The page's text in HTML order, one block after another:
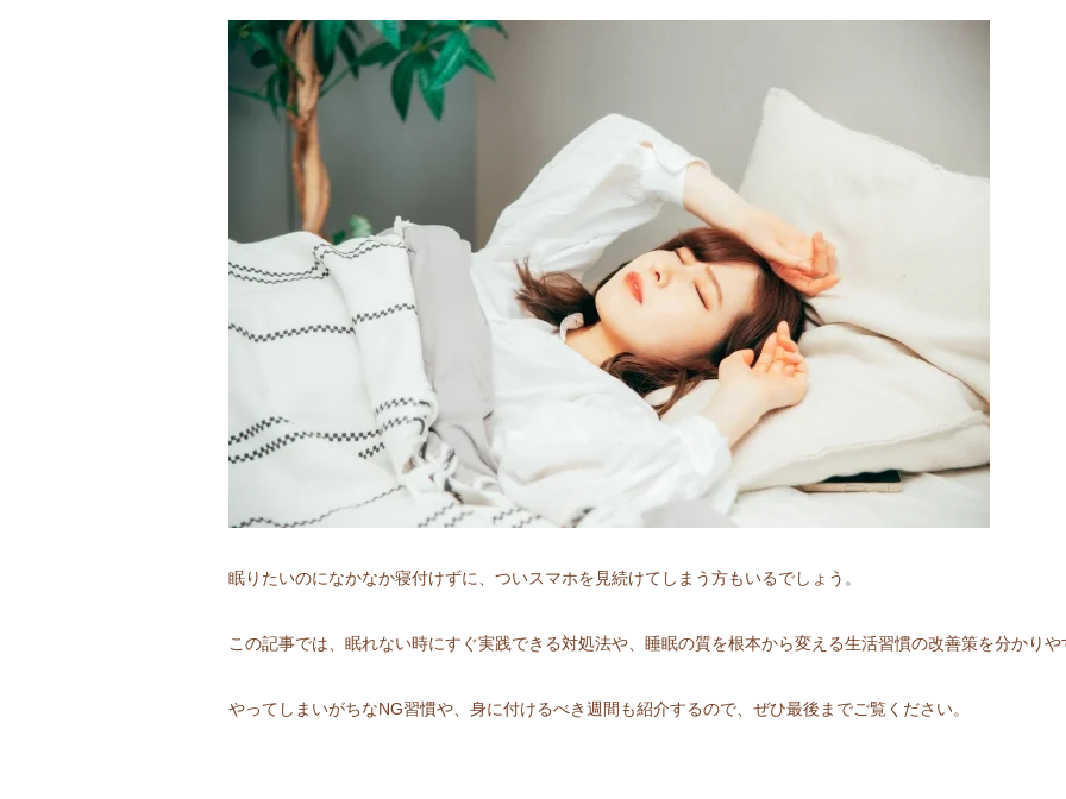
眠りたいのになかなか寝付けずに、ついスマホを見続けてしまう方もいるでしょう。
この記事では、眠れない時にすぐ実践できる対処法や、睡眠の質を根本から変える生活習慣の改善策を分かりや
やってしまいがちなNG習慣や、身に付けるべき週間も紹介するので、ぜひ最後までご覧ください。